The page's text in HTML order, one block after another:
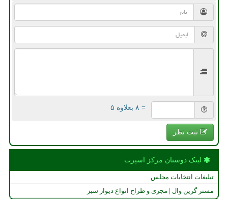
= ۸ بعلاوه ۵
ثبت نظر
لینک دوستان مركز اسپرت
تبلیغات انتخابات مجلس
مستر گرین وال | مجری و طراح انواع دیوار سبز